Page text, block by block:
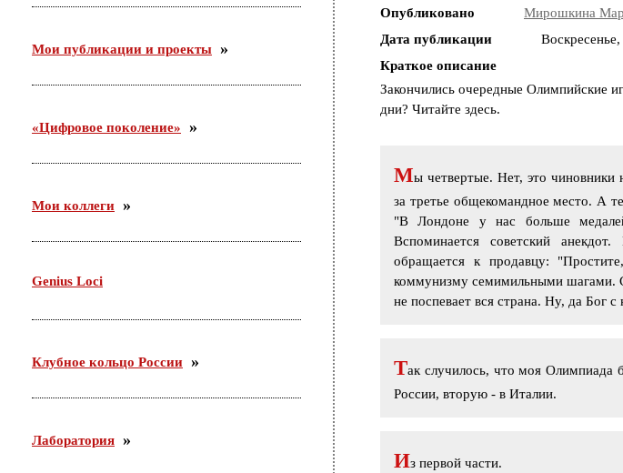
образования «Хаус-ам-Майберг» (г.Хаппенхайм,
Всероссийской научно-
дополнительное образование
поддержки индивидуализации
Мои публикации и проекты
«Цифровое поколение»
Мои коллеги
Genius Loci
Клубное кольцо России
Лаборатория
Опубликовано
Мирошкина
Дата публикации
Краткое описание
Закончились очередные Олимпийские
дни? Читайте здесь.
Мы четвертые. Нет, это чиновники
за третье общекомандное место. А
"В Лондоне у нас больше
Вспоминается советский
обращается к продавцу:
коммунизму семимильными шагами.
не поспевает вся страна. Ну, да Бог
Так случилось, что моя Олимпиада
России, вторую - в Италии.
Из первой части.